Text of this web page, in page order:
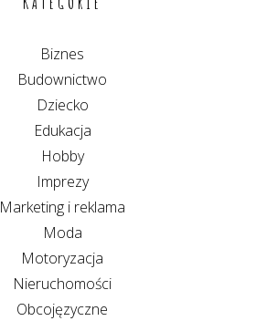
Biznes
Budownictwo
Dziecko
Edukacja
Hobby
Imprezy
Marketing i reklama
Moda
Motoryzacja
Nieruchomości
Obcojęzyczne